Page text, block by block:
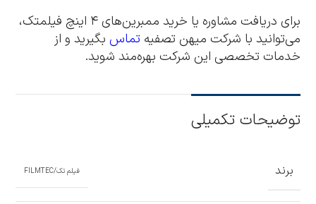
برای دریافت مشاوره یا خرید ممبرین‌های ۴ اینچ فیلمتک،
می‌توانید با شرکت میهن تصفیه تماس بگیرید و از
خدمات تخصصی این شرکت بهره‌مند شوید.
توضیحات تکمیلی
برند فیلم تک/FILMTEC